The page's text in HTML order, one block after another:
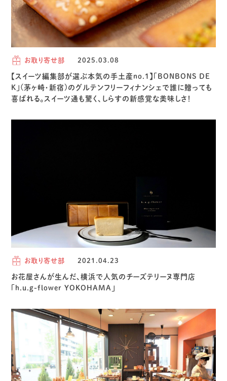
お取り寄せ部 2025.03.08
【スイーツ編集部が選ぶ本気の手土産no.1】「BONBONS DE
K」(茅ヶ崎・新宿)のグルテンフリーフィナンシェで誰に贈っても
喜ばれる。スイーツ通も驚く、しらすの新感覚な美味しさ！
お取り寄せ部 2021.04.23
お花屋さんが生んだ、横浜で人気のチーズテリーヌ専門店
「h.u.g-flower YOKOHAMA」